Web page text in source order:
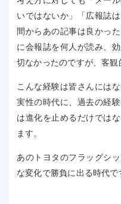
いではないか」「広報誌
間からあの記事は良かっ
に会報誌を何人が読み、
切なかったのですが、客観
こんな経験は皆さんには
実性の時代に、過去の経
は進化を止めるだけでは
ます。
あのトヨタのフラッグシ
な変化で勝負に出る時代で